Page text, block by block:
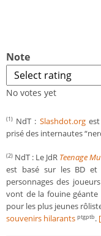
Note
No votes yet
(1) NdT : Slashdot.orgest
prisé des internautes
(2) NdT : Le JdR Teenage
est basé sur les BD et
personnages des
vont de la fouine
pour les plus jeunes
souvenirs hilarants ptgptb.